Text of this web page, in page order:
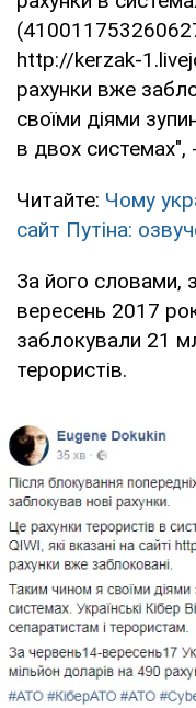
http://kerzak-
рахунки вже
своїми діями
в двох системах",
Читайте: Чому
сайт Путіна:
За його словами,
вересень 2017
заблокували 21
терористів.